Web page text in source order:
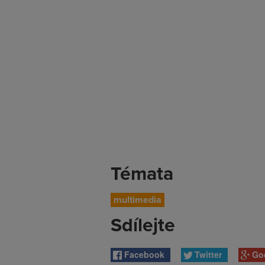
Témata
multimedia
Sdílejte
Facebook Twitter